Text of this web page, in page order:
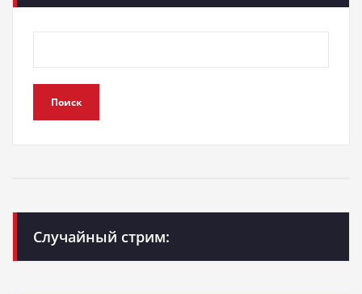
Поиск
Случайный стрим: